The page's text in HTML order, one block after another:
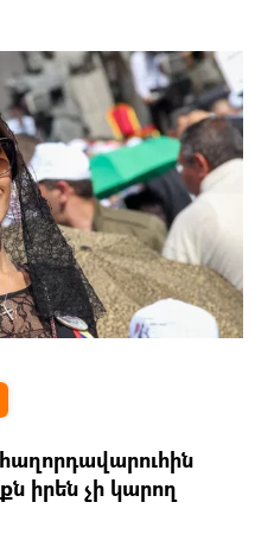
իրեն չի կարող